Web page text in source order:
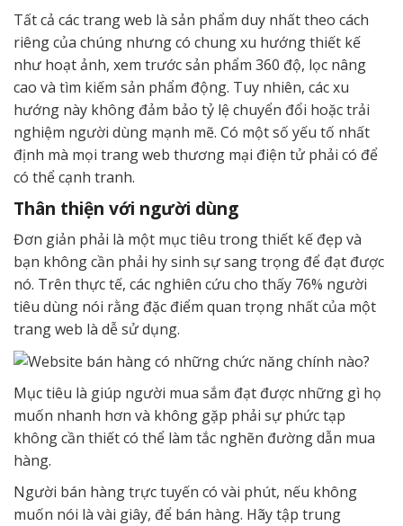
Tất cả các trang web là sản phẩm duy nhất theo cách
riêng của chúng nhưng có chung xu hướng thiết kế
như hoạt ảnh, xem trước sản phẩm 360 độ, lọc nâng
cao và tìm kiếm sản phẩm động. Tuy nhiên, các xu
hướng này không đảm bảo tỷ lệ chuyển đổi hoặc trải
nghiệm người dùng mạnh mẽ. Có một số yếu tố nhất
định mà mọi trang web thương mại điện tử phải có để
có thể cạnh tranh.
Thân thiện với người dùng
Đơn giản phải là một mục tiêu trong thiết kế đẹp và
bạn không cần phải hy sinh sự sang trọng để đạt được
nó. Trên thực tế, các nghiên cứu cho thấy 76% người
tiêu dùng nói rằng đặc điểm quan trọng nhất của một
trang web là dễ sử dụng.
Mục tiêu là giúp người mua sắm đạt được những gì họ
muốn nhanh hơn và không gặp phải sự phức tạp
không cần thiết có thể làm tắc nghẽn đường dẫn mua
hàng.
Người bán hàng trực tuyến có vài phút, nếu không
muốn nói là vài giây, để bán hàng. Hãy tập trung